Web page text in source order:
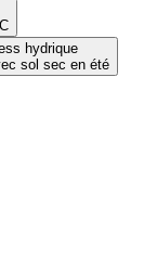
hydrique
sol sec en été